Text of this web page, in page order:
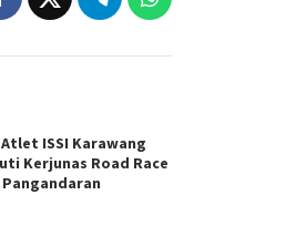
ISSI Karawang
Kerjunas Road Race
Pangandaran